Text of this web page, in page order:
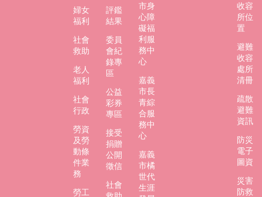
婦女
福利
社會
救助
老人
福利
社會
行政
勞資
及勞
動條
件業
務
勞工
評鑑
結果
委員
會紀
錄專
區
公益
彩券
專區
接受
捐贈
公開
徵信
社會
市身
心障
礙福
利服
務中
心
嘉義
市長
青綜
合服
務中
心
嘉義
市橘
世代
生涯
收容
所位
置
避難
收容
處所
清冊
疏散
避難
資訊
防災
電子
圖資
災害
防救